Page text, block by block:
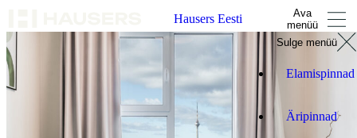
Hausers Eesti
Ava
menüü
Sulge menüü
Elamispinnad
Äripinnad